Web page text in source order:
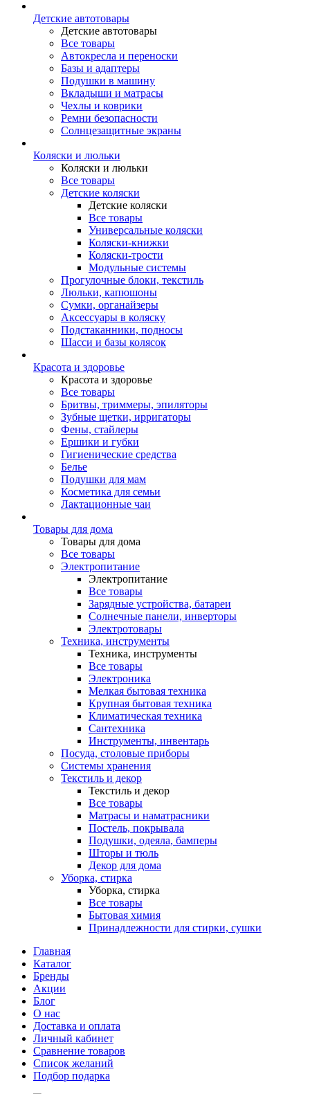
Детские автотовары
Детские автотовары
Все товары
Автокресла и переноски
Базы и адаптеры
Подушки в машину
Вкладыши и матрасы
Чехлы и коврики
Ремни безопасности
Солнцезащитные экраны
Коляски и люльки
Коляски и люльки
Все товары
Детские коляски
Детские коляски
Все товары
Универсальные коляски
Коляски-книжки
Коляски-трости
Модульные системы
Прогулочные блоки, текстиль
Люльки, капюшоны
Сумки, органайзеры
Аксессуары в коляску
Подстаканники, подносы
Шасси и базы колясок
Красота и здоровье
Красота и здоровье
Все товары
Бритвы, триммеры, эпиляторы
Зубные щетки, ирригаторы
Фены, стайлеры
Ершики и губки
Гигиенические средства
Белье
Подушки для мам
Косметика для семьи
Лактационные чаи
Товары для дома
Товары для дома
Все товары
Электропитание
Электропитание
Все товары
Зарядные устройства, батареи
Солнечные панели, инверторы
Электротовары
Техника, инструменты
Техника, инструменты
Все товары
Электроника
Мелкая бытовая техника
Крупная бытовая техника
Климатическая техника
Сантехника
Инструменты, инвентарь
Посуда, столовые приборы
Системы хранения
Текстиль и декор
Текстиль и декор
Все товары
Матрасы и наматрасники
Постель, покрывала
Подушки, одеяла, бамперы
Шторы и тюль
Декор для дома
Уборка, стирка
Уборка, стирка
Все товары
Бытовая химия
Принадлежности для стирки, сушки
Главная
Каталог
Бренды
Акции
Блог
О нас
Доставка и оплата
Личный кабинет
Сравнение товаров
Список желаний
Подбор подарка